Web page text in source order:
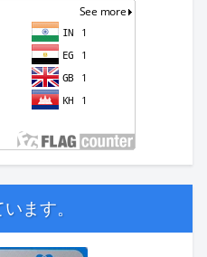
ます。